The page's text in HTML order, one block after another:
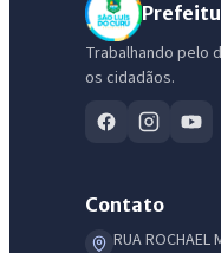
Trabalhando pelo
os cidadãos.
Contato
RUA ROCHAEL